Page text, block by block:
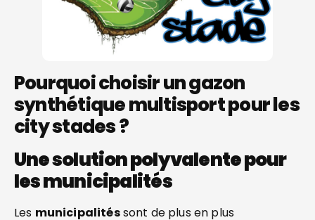
Pourquoi choisir un gazon
synthétique multisport pour les
city stades ?
Une solution polyvalente pour
les municipalités
Les municipalitéssont de plus en plus